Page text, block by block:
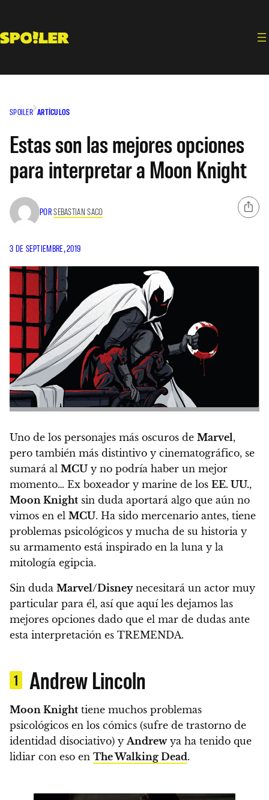
contenido
SPOILER ARTÍCULOS
Estas son las mejores opciones
para interpretar a Moon Knight
PORSEBASTIAN SACO
3 DE SEPTIEMBRE, 2019
Uno de los personajes más oscuros de Marvel,
pero también más distintivo y cinematográfico, se
sumará al MCU y no podría haber un mejor
momento… Ex boxeador y marine de los EE. UU.,
Moon Knight sin duda aportará algo que aún no
vimos en el MCU. Ha sido mercenario antes, tiene
problemas psicológicos y mucha de su historia y
su armamento está inspirado en la luna y la
mitología egipcia.
Sin duda Marvel/Disneynecesitará un actor muy
particular para él, así que aquí les dejamos las
mejores opciones dado que el mar de dudas ante
esta interpretación es TREMENDA.
1 Andrew Lincoln
Moon Knight tiene muchos problemas
psicológicos en los cómics (sufre de trastorno de
identidad disociativo) y Andrewya ha tenido que
lidiar con eso en The Walking Dead.